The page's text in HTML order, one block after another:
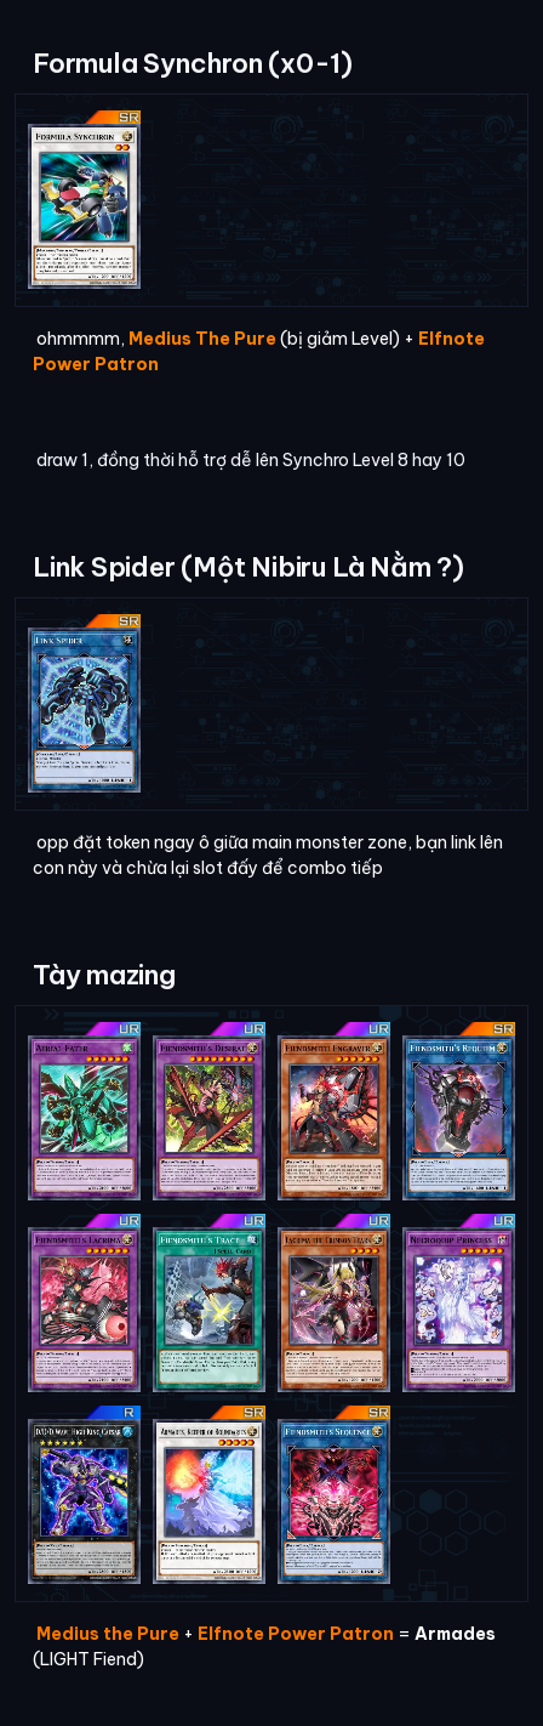
Formula Synchron (x0-1)
ohmmmm, Medius The Pure(bị giảm Level) + Elfnote
Power Patron
draw 1, đồng thời hỗ trợ dễ lên Synchro Level 8 hay 10
Link Spider (Một Nibiru Là Nằm ?)
opp đặt token ngay ô giữa main monster zone, bạn link lên
con này và chừa lại slot đấy để combo tiếp
Tày mazing
Medius the Pure + Elfnote Power Patron = Armades
(LIGHT Fiend)